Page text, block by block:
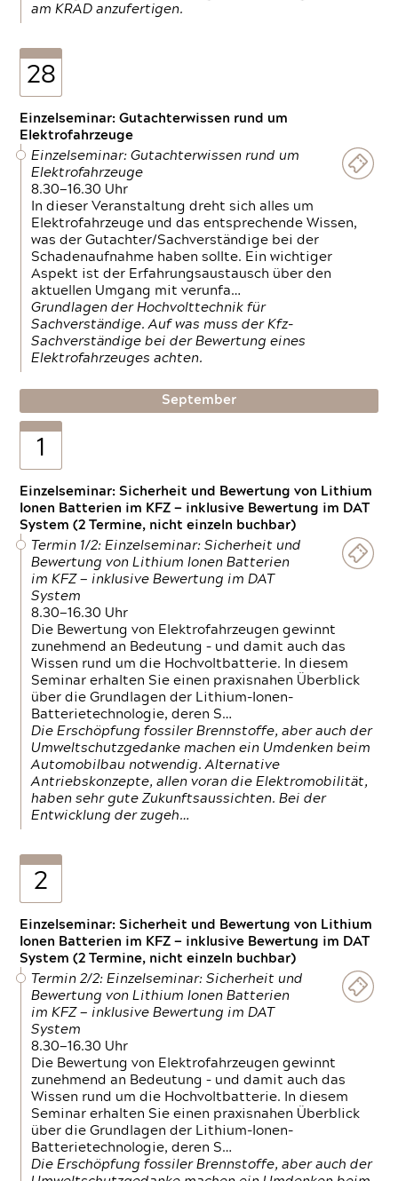
am KRAD anzufertigen.
28
Einzelseminar: Gutachterwissen rund um
Elektrofahrzeuge
Einzelseminar: Gutachterwissen rund um
Elektrofahrzeuge
8.30—16.30 Uhr
In dieser Veranstaltung dreht sich alles um
Elektrofahrzeuge und das entsprechende Wissen,
was der Gutachter/Sachverständige bei der
Schadenaufnahme haben sollte. Ein wichtiger
Aspekt ist der Erfahrungsaustausch über den
aktuellen Umgang mit verunfa…
Grundlagen der Hochvolttechnik für
Sachverständige. Auf was muss der Kfz-
Sachverständige bei der Bewertung eines
Elektrofahrzeuges achten.
September
1
Einzelseminar: Sicherheit und Bewertung von Lithium
Ionen Batterien im KFZ — inklusive Bewertung im DAT
System (2 Termine, nicht einzeln buchbar)
Termin 1/2: Einzelseminar: Sicherheit und
Bewertung von Lithium Ionen Batterien
im KFZ — inklusive Bewertung im DAT
System
8.30—16.30 Uhr
Die Bewertung von Elektrofahrzeugen gewinnt
zunehmend an Bedeutung – und damit auch das
Wissen rund um die Hochvoltbatterie. In diesem
Seminar erhalten Sie einen praxisnahen Überblick
über die Grundlagen der Lithium-Ionen-
Batterietechnologie, deren S…
Die Erschöpfung fossiler Brennstoffe, aber auch der
Umweltschutzgedanke machen ein Umdenken beim
Automobilbau notwendig. Alternative
Antriebskonzepte, allen voran die Elektromobilität,
haben sehr gute Zukunftsaussichten. Bei der
Entwicklung der zugeh…
2
Einzelseminar: Sicherheit und Bewertung von Lithium
Ionen Batterien im KFZ — inklusive Bewertung im DAT
System (2 Termine, nicht einzeln buchbar)
Termin 2/2: Einzelseminar: Sicherheit und
Bewertung von Lithium Ionen Batterien
im KFZ — inklusive Bewertung im DAT
System
8.30—16.30 Uhr
Die Bewertung von Elektrofahrzeugen gewinnt
zunehmend an Bedeutung – und damit auch das
Wissen rund um die Hochvoltbatterie. In diesem
Seminar erhalten Sie einen praxisnahen Überblick
über die Grundlagen der Lithium-Ionen-
Batterietechnologie, deren S…
Die Erschöpfung fossiler Brennstoffe, aber auch der